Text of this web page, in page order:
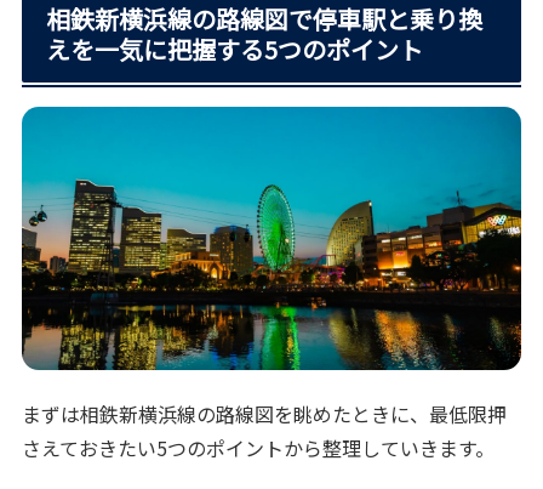
相鉄新横浜線の路線図で停車駅と乗り換
えを一気に把握する5つのポイント
まずは相鉄新横浜線の路線図を眺めたときに、最低限押
さえておきたい5つのポイントから整理していきます。